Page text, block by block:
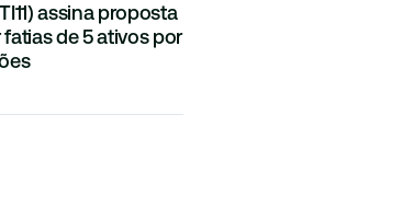
assina proposta
de 5 ativos por